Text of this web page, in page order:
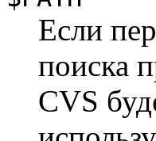
Если
поиска
CVS